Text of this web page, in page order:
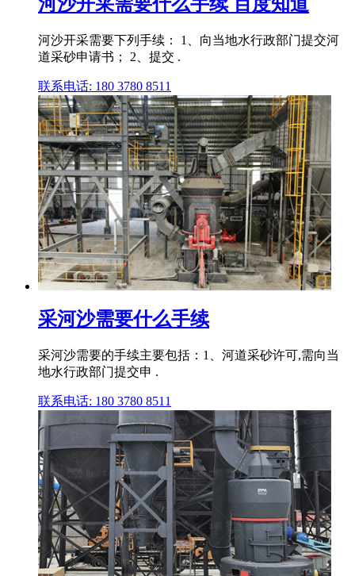
河沙开采需要下列手续： 1、向当地水行政部门提交河
道采砂申请书； 2、提交 .
联系电话: 180 3780 8511
采河沙需要什么手续
采河沙需要的手续主要包括：1、河道采砂许可,需向当
地水行政部门提交申 .
联系电话: 180 3780 8511